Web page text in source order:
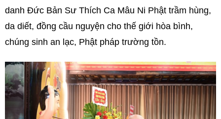
danh Đức Bản Sư Thích Ca Mâu Ni Phật trầm hùng,
da diết, đồng cầu nguyện cho thế giới hòa bình,
chúng sinh an lạc, Phật pháp trường tồn.